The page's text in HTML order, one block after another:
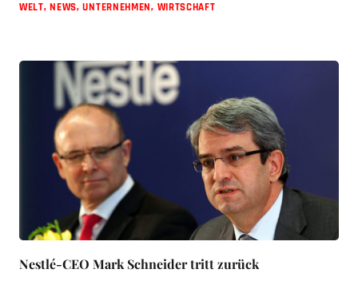
WELT,NEWS,UNTERNEHMEN, WIRTSCHAFT
Nestlé-CEO Mark Schneider tritt zurück